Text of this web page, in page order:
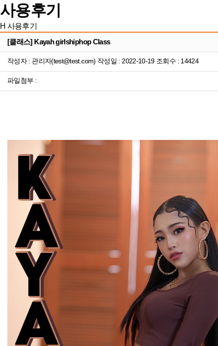
사용후기
H 사용후기
[클래스] Kayah girlshiphop Class
작성자 : 관리자(test@test.com) 작성일 : 2022-10-19 조회수 : 14424
파일첨부 :